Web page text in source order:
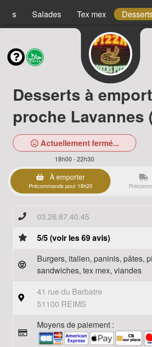
Salades Tex mex
Desserts à
proche Lavannes
Actuellement fermé...
18h00 - 22h30
À emporter
Précommande pour 18h20
03.26.87.40.45
5/5 (voir les 69 avis)
Burgers, italien, paninis, pâtes,
sandwiches, tex mex, viandes
41 rue du Barbatre
51100 REIMS
Moyens de paiement :